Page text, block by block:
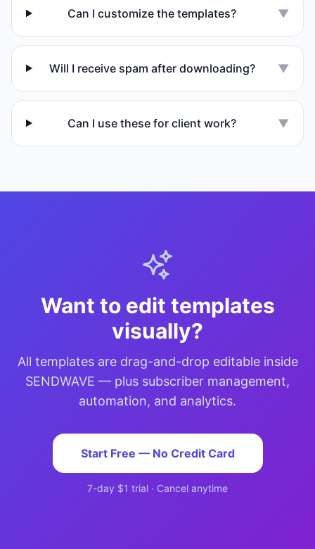
Can I customize the templates? ▼
Will I receive spam after downloading? ▼
Can I use these for client work? ▼
Want to edit templates
visually?
All templates are drag-and-drop editable inside
SENDWAVE — plus subscriber management,
automation, and analytics.
Start Free — No Credit Card
7-day $1 trial · Cancel anytime